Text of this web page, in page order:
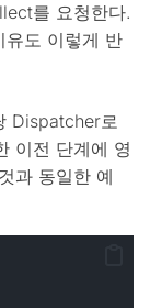
를 요청한다.
도 이렇게 반
Dispatcher로
이전 단계에 영
과 동일한 예